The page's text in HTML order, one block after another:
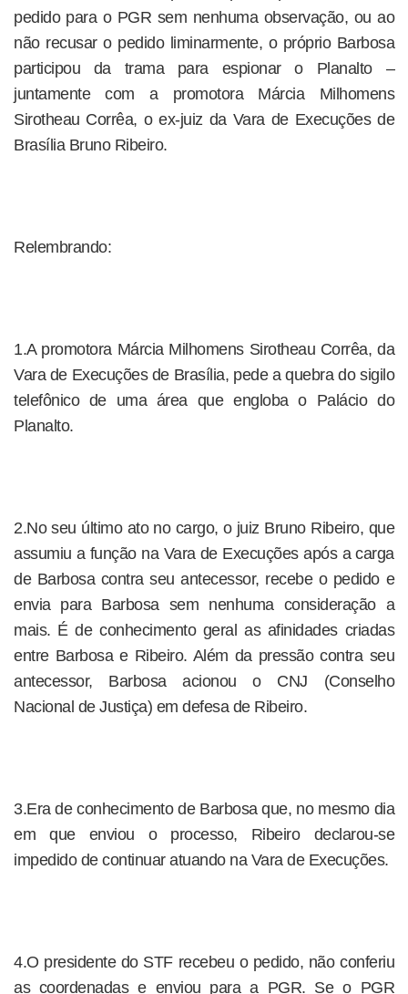
pedido para o PGR sem nenhuma observação, ou ao
não recusar o pedido liminarmente, o próprio Barbosa
participou da trama para espionar o Planalto –
juntamente com a promotora Márcia Milhomens
Sirotheau Corrêa, o ex-juiz da Vara de Execuções de
Brasília Bruno Ribeiro.
Relembrando:
1.A promotora Márcia Milhomens Sirotheau Corrêa, da
Vara de Execuções de Brasília, pede a quebra do sigilo
telefônico de uma área que engloba o Palácio do
Planalto.
2.No seu último ato no cargo, o juiz Bruno Ribeiro, que
assumiu a função na Vara de Execuções após a carga
de Barbosa contra seu antecessor, recebe o pedido e
envia para Barbosa sem nenhuma consideração a
mais. É de conhecimento geral as afinidades criadas
entre Barbosa e Ribeiro. Além da pressão contra seu
antecessor, Barbosa acionou o CNJ (Conselho
Nacional de Justiça) em defesa de Ribeiro.
3.Era de conhecimento de Barbosa que, no mesmo dia
em que enviou o processo, Ribeiro declarou-se
impedido de continuar atuando na Vara de Execuções.
4.O presidente do STF recebeu o pedido, não conferiu
as coordenadas e enviou para a PGR. Se o PGR